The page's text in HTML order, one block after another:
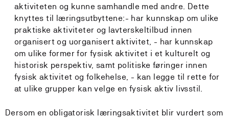
aktiviteten og kunne samhandle med andre. Dette
knyttes til læringsutbyttene:- har kunnskap om ulike
praktiske aktiviteter og lavterskeltilbud innen
organisert og uorganisert aktivitet, - har kunnskap
om ulike former for fysisk aktivitet i et kulturelt og
historisk perspektiv, samt politiske føringer innen
fysisk aktivitet og folkehelse, - kan legge til rette for
at ulike grupper kan velge en fysisk aktiv livsstil.
Dersom en obligatorisk læringsaktivitet blir vurdert som